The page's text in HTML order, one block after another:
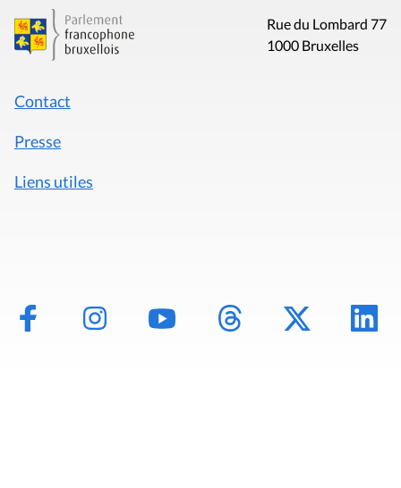
Rue du Lombard 77
1000 Bruxelles
Contact
Presse
Liens utiles